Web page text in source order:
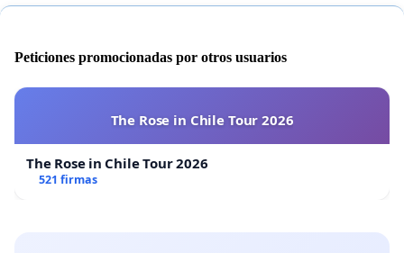
Peticiones promocionadas por otros usuarios
The Rose in Chile Tour 2026
The Rose in Chile Tour 2026
521 firmas